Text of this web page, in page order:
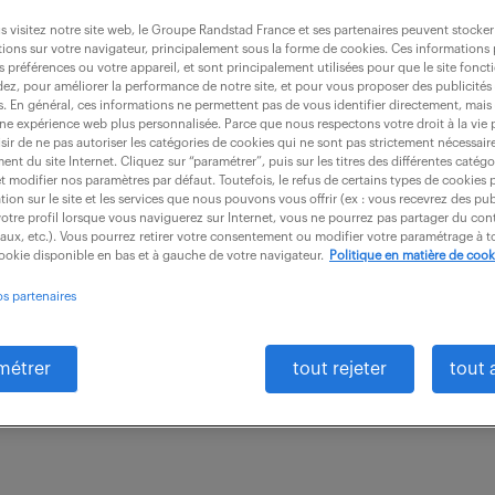
service clients & facturation
(68) intérim 4 mois 2 200 - 2
de notre équipe Facturation BtoC,
support BtoC en mission d'intérim. Au sein du
à la...
visitez notre site web, le Groupe Randstad France et ses partenaires peuvent
sur votre navigateur, principalement sous la forme de cookies. Ces informations
préférences ou votre appareil, et sont principalement utilisées pour que le site
pour améliorer la performance de notre site, et pour vous proposer des publicités
En général, ces informations ne permettent pas de vous identifier directement,
expérience web plus personnalisée. Parce que nous respectons votre droit à la vie
de ne pas autoriser les catégories de cookies qui ne sont pas strictement
du site Internet. Cliquez sur “paramétrer”, puis sur les titres des différentes
modifier nos paramètres par défaut. Toutefois, le refus de certains types de cookies
sur le site et les services que nous pouvons vous offrir (ex : vous recevrez des
profil lorsque vous naviguerez sur Internet, vous ne pourrez pas partager du
etc.). Vous pourrez retirer votre consentement ou modifier votre paramétrage à
disponible en bas et à gauche de votre navigateur.
Politique en matière de
partenaires
tout rejeter tout